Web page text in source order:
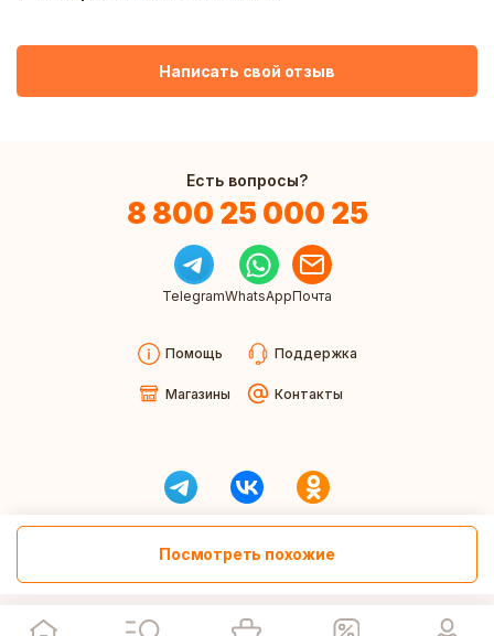
Посмотреть похожие
Написать свой отзыв
Есть вопросы?
8 800 25 000 25
TelegramWhatsAppПочта
Помощь Поддержка
Магазины Контакты